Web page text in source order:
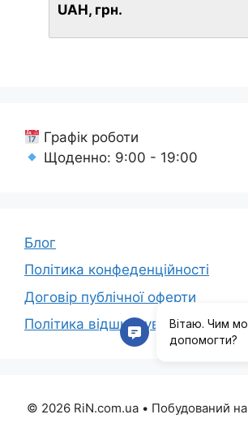
UAH, грн.
Графік роботи
Щоденно: 9:00 - 19:00
Блог
Політика конфеденційності
Договір публічної оферти
Політика відшкодування коштів
© 2026 RiN.com.ua• Побудований на